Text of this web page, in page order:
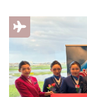
Conference.